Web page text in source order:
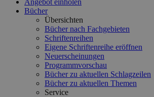
Angebot einholen
Bücher
Übersichten
Bücher nach Fachgebieten
Schriftenreihen
Eigene Schriftenreihe eröffnen
Neuerscheinungen
Programmvorschau
Bücher zu aktuellen Schlagzeilen
Bücher zu aktuellen Themen
Service